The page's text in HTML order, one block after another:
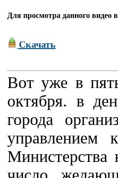
Для просмотра данного видео
Скачать
Вот уже в
октября. в
города
управлением